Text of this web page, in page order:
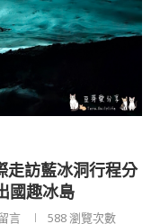
走訪藍冰洞行程分
國趣冰島
言 588瀏覽次數